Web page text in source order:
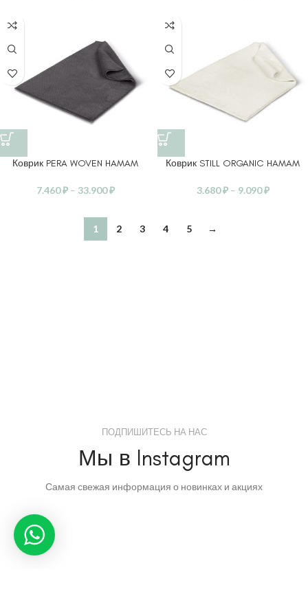
Коврик PERA WOVEN HAMAM
7.460₽ – 33.900₽
Коврик STILL ORGANIC HAMAM
3.680₽ – 9.090₽
1 2 3 4 5 →
ПОДПИШИТЕСЬ НА НАС
Мы в Instagram
Самая свежая информация о новинках и акциях